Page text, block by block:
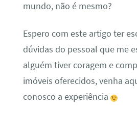
mundo, não é mesmo?
Espero com este artigo ter
dúvidas do pessoal que me
alguém tiver coragem e
imóveis oferecidos, venha
conosco a experiência